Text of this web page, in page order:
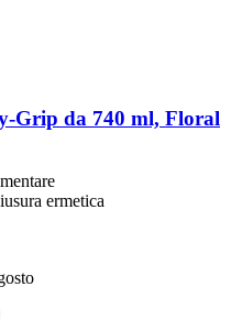
​Grip da 740 ml, Floral
ermetica